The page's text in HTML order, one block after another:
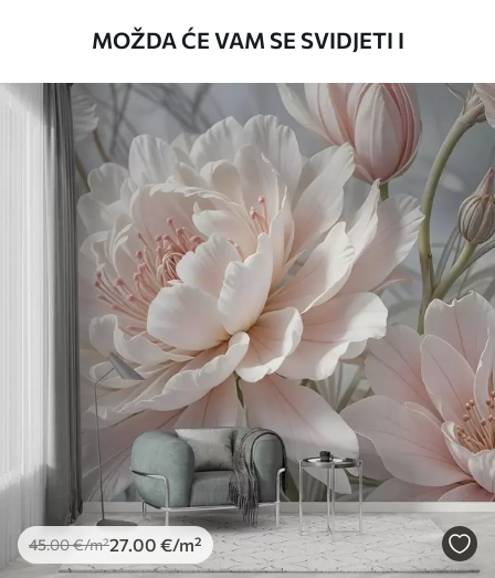
Način primjene Besprijekorna primjena
Dostupni materijali
Standard
27 .00 €/m²
Premium
34.00€/m²
Premium vinil
40.00€/m²
Peel and Stick
81.67 49.00 €/m²
MOŽDA ĆE VAM SE SVIDJETI I
45.00€/m²27 .00 €/m²